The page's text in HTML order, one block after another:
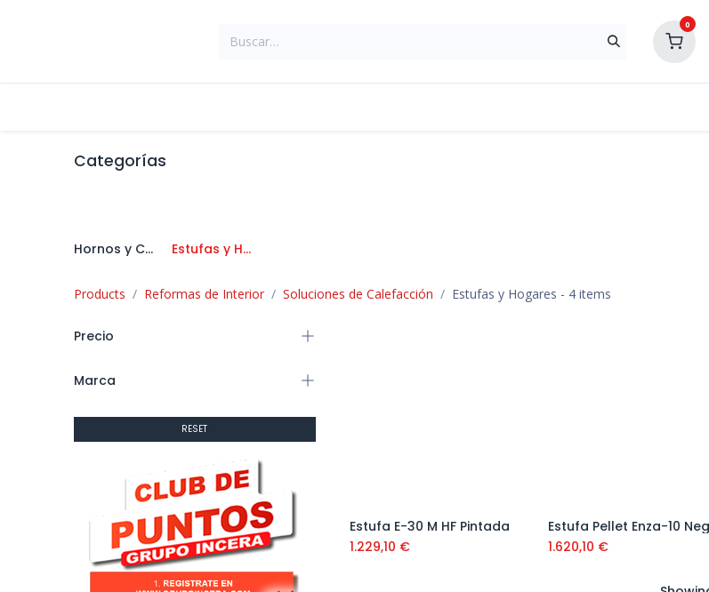
0
Categorías
Hornos y Cocinas Estufas y Hogares
Products Reformas de Interior Soluciones de Calefacción Estufas y Hogares - 4 items
Precio
Marca
RESET
Añadir al carrito
Estufa E-30 M HF Pintada
1.229,10 €
Añadir al carrito
1.620,10 €